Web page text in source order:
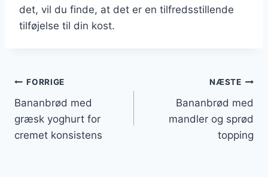
det, vil du finde, at det er en tilfredsstillende
tilføjelse til din kost.
Indlægsnavigation
FORRIGE
Bananbrød med
græsk yoghurt for
cremet konsistens
NÆSTE
Bananbrød med
mandler og sprød
topping